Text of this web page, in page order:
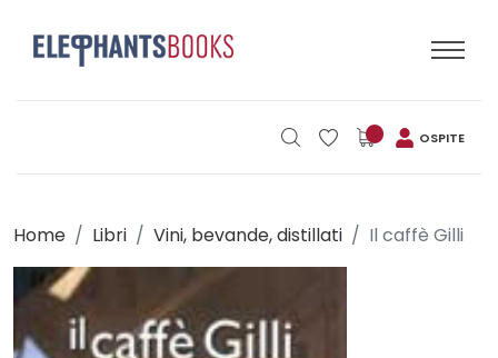
OSPITE
Home Libri Vini, bevande, distillati Il caffè Gilli